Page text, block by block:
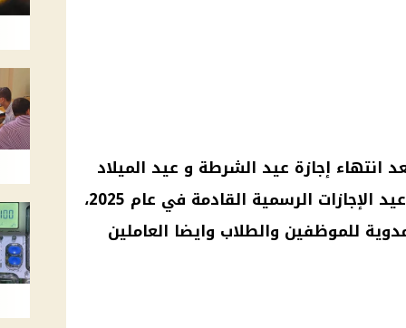
انتهاء إجازة عيد الشرطة و عيد الميلاد
المجيد، بدأ البحث يزداد حول مواعيد الإجازات الرسمية القادمة في عام 2025،
للموظفين والطلاب وايضا العاملين